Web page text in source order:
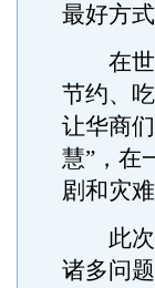
最好方式
在世
节约、
让华商
慧”，在
剧和灾
此次事
诸多问